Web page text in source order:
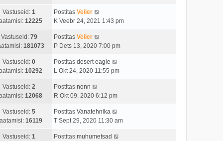
Vastuseid: 1
12225
Postitas Veiler
K Veebr 24, 2021 1:43 pm
Vastuseid: 79
181073
Postitas Veiler
P Dets 13, 2020 7:00 pm
Vastuseid: 0
10292
Postitas desert eagle
L Okt 24, 2020 11:55 pm
Vastuseid: 2
12068
Postitas nonn
R Okt 09, 2020 6:12 pm
Vastuseid: 5
16119
Postitas Vanatehnika
T Sept 29, 2020 11:30 am
Vastuseid: 1
Postitas muhumetsad